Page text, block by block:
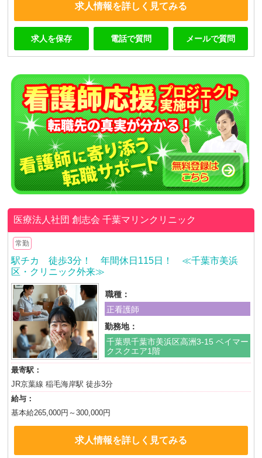
求人情報を詳しく見てみる
求人を保存 電話で質問 メールで質問
医療法人社団 創志会千葉マリンクリニック
常勤
駅チカ 徒歩3分！ 年間休日115日！ ≪千葉市美浜
区・クリニック外来≫
職種：
正看護師
勤務地：
千葉県千葉市美浜区高洲3-15 ベイマー
クスクエア1階
最寄駅：
JR京葉線 稲毛海岸駅 徒歩3分
給与：
基本給265,000円～300,000円
求人情報を詳しく見てみる